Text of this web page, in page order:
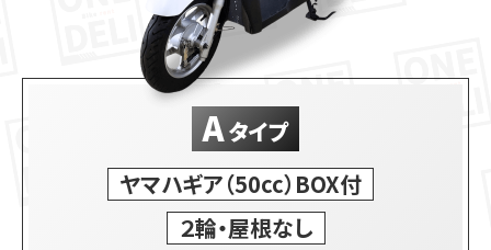
Aタイプ
ヤマハギア（50cc）BOX付
２輪・屋根なし